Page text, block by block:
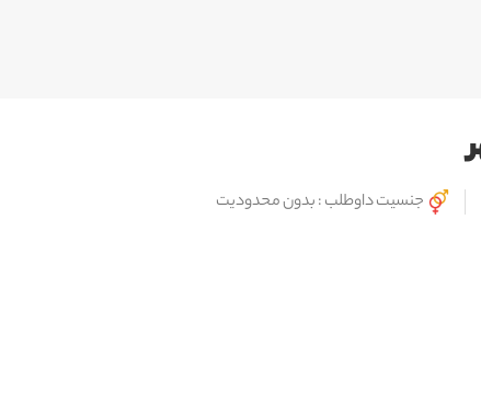
جنسیت داوطلب : بدون محدودیت